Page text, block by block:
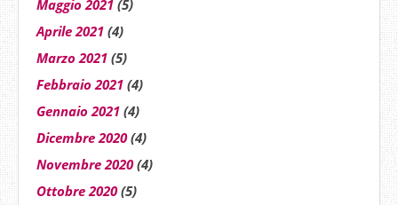
Maggio 2021 (5)
Aprile 2021 (4)
Marzo 2021 (5)
Febbraio 2021 (4)
Gennaio 2021 (4)
Dicembre 2020(4)
Novembre 2020(4)
Ottobre 2020(5)